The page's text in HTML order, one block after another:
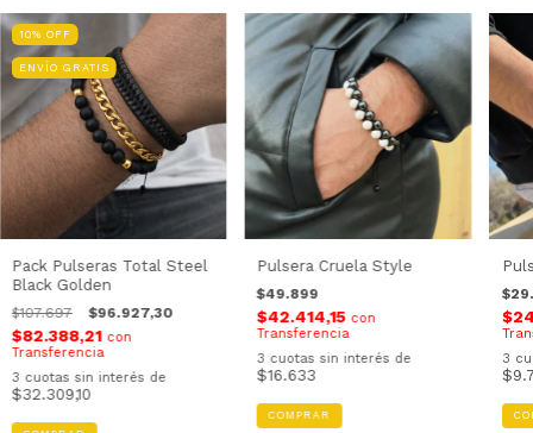
10% OFF
ENVÍO GRATIS
Pack Pulseras Total Steel
Black Golden
$107.697 $96.927,30
$82.388,21 con
Transferencia
3 cuotas sin interés de
$32.309,10
Pulsera Cruela Style
$49.899
$42.414,15 con
Transferencia
3 cuotas sin interés de
$16.633
3